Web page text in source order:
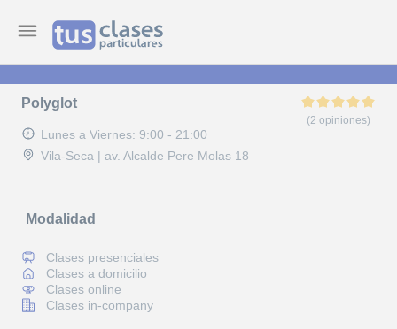
(2 opiniones)
Polyglot
Lunes a Viernes: 9:00 - 21:00
Vila-Seca | av. Alcalde Pere Molas 18
Modalidad
Clases presenciales
Clases a domicilio
Clases online
Clases in-company